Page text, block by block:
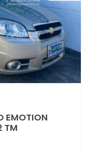
EMOTION
TM